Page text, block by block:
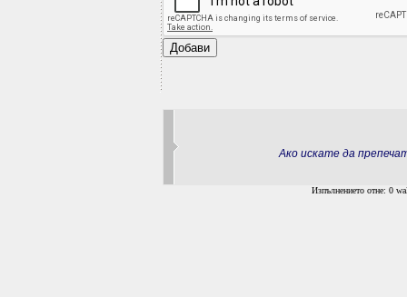
Ако искате да
Изпълнението отне: 0